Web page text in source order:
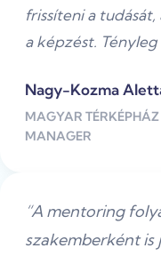
frissíteni a
a képzést. Tényleg
Nagy-Kozma
MAGYAR
MANAGER
“A mentoring
szakemberként is